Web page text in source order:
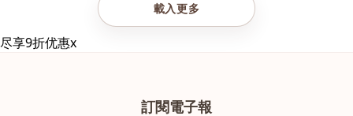
載入更多
尽享9折优惠x
訂閱電子報